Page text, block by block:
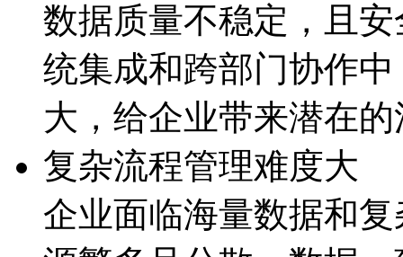
数据质量不稳定，且
统集成和跨部门协作中
大，给企业带来潜在
复杂流程管理难度大
企业面临海量数据和复